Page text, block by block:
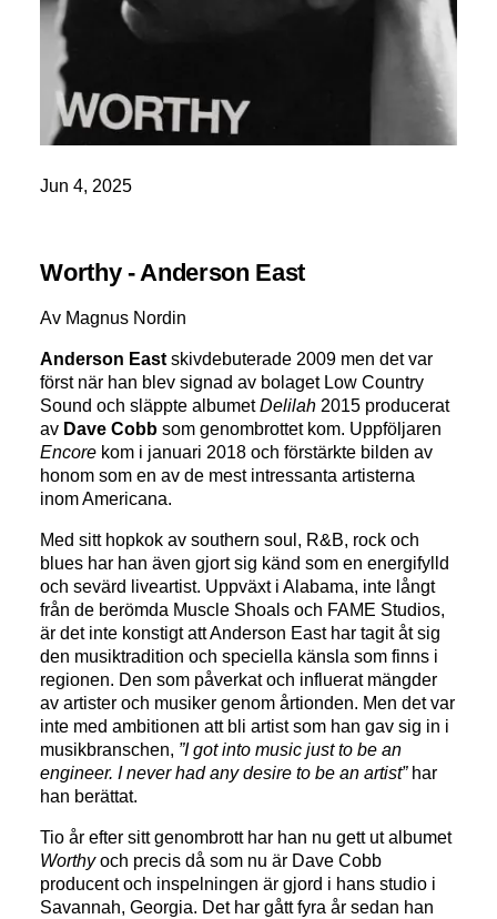
Jun 4, 2025
Worthy - Anderson East
Av Magnus Nordin
Anderson East skivdebuterade 2009 men det var
först när han blev signad av bolaget Low Country
Sound och släppte albumetDelilah 2015 producerat
av Dave Cobb som genombrottet kom. Uppföljaren
Encore kom i januari 2018 och förstärkte bilden av
honom som en av de mest intressanta artisterna
inom Americana.
Med sitt hopkok av southern soul, R&B, rock och
blues har han även gjort sig känd som en energifylld
och sevärd liveartist. Uppväxt i Alabama, inte långt
från de berömda Muscle Shoals och FAME Studios,
är det inte konstigt att Anderson East har tagit åt sig
den musiktradition och speciella känsla som finns i
regionen. Den som påverkat och influerat mängder
av artister och musiker genom årtionden. Men det var
inte med ambitionen att bli artist som han gav sig in i
musikbranschen, ”I got into music just to be an
engineer. I never had any desire to be an artist”har
han berättat.
Tio år efter sitt genombrott har han nu gett ut albumet
Worthyoch precis då som nu är Dave Cobb
producent och inspelningen är gjord i hans studio i
Savannah, Georgia. Det har gått fyra år sedan han